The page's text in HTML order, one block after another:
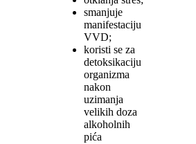
smanjuje
manifestaciju
VVD;
koristi se za
detoksikaciju
organizma
nakon
uzimanja
velikih doza
alkoholnih
pića